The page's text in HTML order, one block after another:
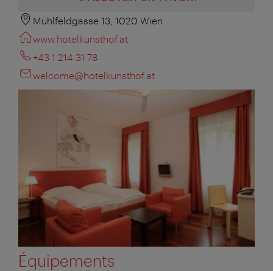
Mühlfeldgasse 13, 1020 Wien
www.hotelkunsthof.at
+43 1 214 31 78
welcome@hotelkunsthof.at
Équipements